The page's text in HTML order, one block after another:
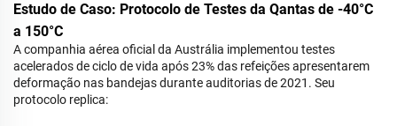
Estudo de Caso: Protocolo de Testes da Qantas de -40°C
a 150°C
A companhia aérea oficial da Austrália implementou testes
acelerados de ciclo de vida após 23% das refeições apresentarem
deformação nas bandejas durante auditorias de 2021. Seu
protocolo replica: